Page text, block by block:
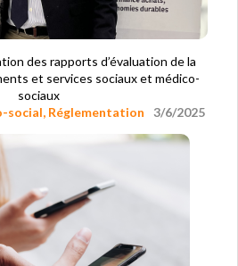
des rapports d’évaluation de la
et services sociaux et médico-
sociaux
social, Réglementation 3/6/2025